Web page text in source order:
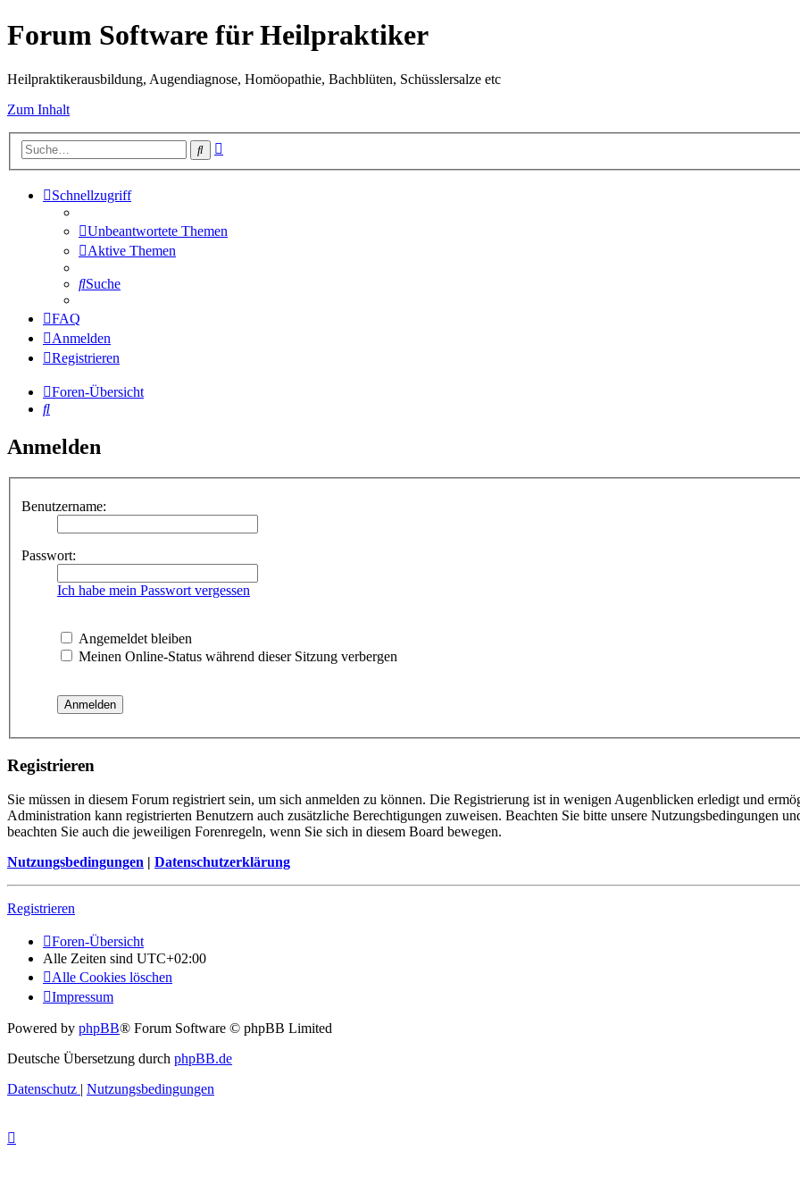
Forum Software für Heilpraktiker
Heilpraktikerausbildung, Augendiagnose, Homöopathie, Bachblüten, Schüsslersalze etc
Zum Inhalt
Suche
Schnellzugriff
Unbeantwortete Themen
Aktive Themen
Suche
FAQ
Anmelden
Registrieren
Foren-Übersicht
Suche
Anmelden
Benutzername:
Passwort:
Ich habe mein Passwort vergessen
Angemeldet bleiben
Meinen Online-Status während dieser Sitzung verbergen
Registrieren
Sie müssen in diesem Forum registriert sein, um sich anmelden zu können. Die Registrierung ist in wenigen Augenblicken erledigt und
Administration kann registrierten Benutzern auch zusätzliche Berechtigungen zuweisen. Beachten Sie bitte unsere Nutzungsbedingungen
beachten Sie auch die jeweiligen Forenregeln, wenn Sie sich in diesem Board bewegen.
Nutzungsbedingungen | Datenschutzerklärung
Registrieren
Foren-Übersicht
Alle Zeiten sind UTC+02:00
Alle Cookies löschen
Impressum
Powered by phpBB® Forum Software © phpBB Limited
Deutsche Übersetzung durch phpBB.de
Datenschutz | Nutzungsbedingungen